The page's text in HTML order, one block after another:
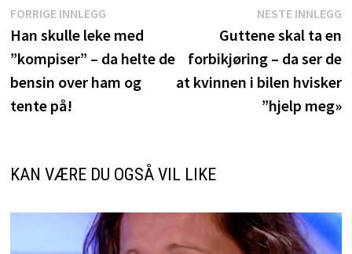
Innleggsnavigasjon
FORRIGE INNLEGGForrige
innlegg:
Han skulle leke med
”kompiser” – da helte de
bensin over ham og
tente på!
NESTE INNLEGG
Guttene skal ta en
forbikjøring – da ser de
at kvinnen i bilen hvisker
”hjelp meg»
KAN VÆRE DU OGSÅ VIL LIKE